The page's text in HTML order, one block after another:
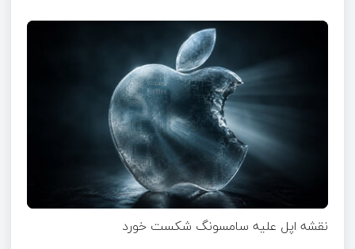
نقشه اپل علیه سامسونگ شکست خورد